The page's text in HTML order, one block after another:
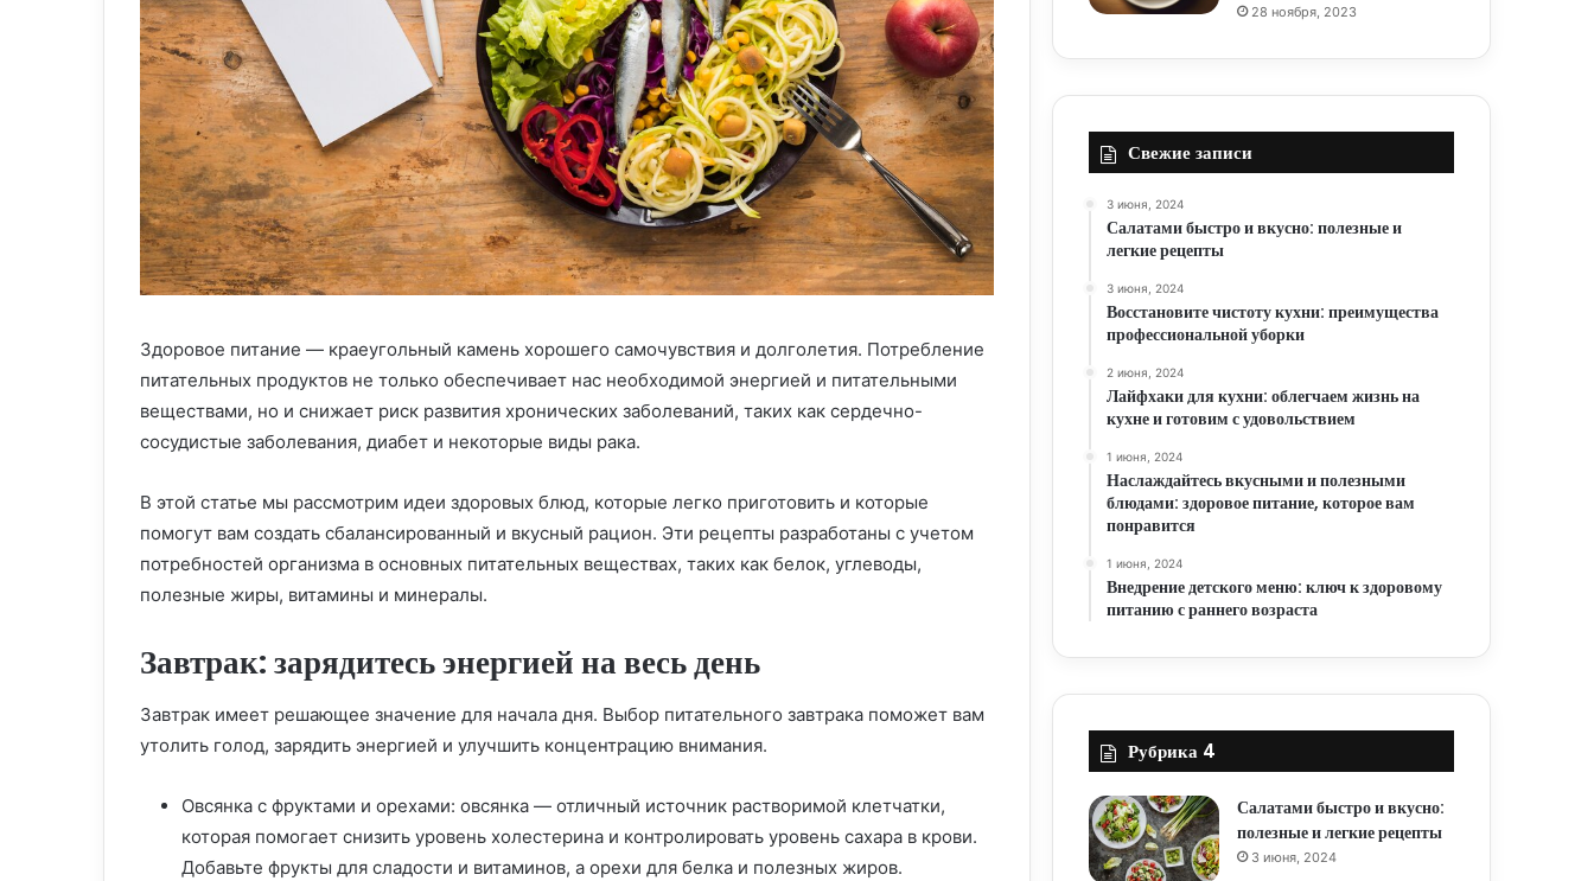
Здоровое питание — краеугольный камень хорошего самочувствия и долголетия. Потребление
питательных продуктов не только обеспечивает нас необходимой энергией и питательными
веществами, но и снижает риск развития хронических заболеваний, таких как сердечно-
сосудистые заболевания, диабет и некоторые виды рака.
В этой статье мы рассмотрим идеи здоровых блюд, которые легко приготовить и которые
помогут вам создать сбалансированный и вкусный рацион. Эти рецепты разработаны с учетом
потребностей организма в основных питательных веществах, таких как белок, углеводы,
полезные жиры, витамины и минералы.
Завтрак: зарядитесь энергией на весь день
Завтрак имеет решающее значение для начала дня. Выбор питательного завтрака поможет вам
утолить голод, зарядить энергией и улучшить концентрацию внимания.
Овсянка с фруктами и орехами: овсянка — отличный источник растворимой клетчатки,
которая помогает снизить уровень холестерина и контролировать уровень сахара в крови.
Добавьте фрукты для сладости и витаминов, а орехи для белка и полезных жиров.
28 ноября, 2023
Свежие записи
3 июня, 2024
Салатами быстро и вкусно: полезные и
легкие рецепты
3 июня, 2024
Восстановите чистоту кухни: преимущества
профессиональной уборки
2 июня, 2024
Лайфхаки для кухни: облегчаем жизнь на
кухне и готовим с удовольствием
1 июня, 2024
Наслаждайтесь вкусными и полезными
блюдами: здоровое питание, которое вам
понравится
1 июня, 2024
Внедрение детского меню: ключ к здоровому
питанию с раннего возраста
Рубрика 4
Салатами быстро и вкусно:
полезные и легкие рецепты
3 июня, 2024